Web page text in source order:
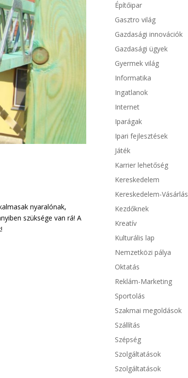
nyaralónak,
szüksége van rá! A
Építőipar
Gasztro világ
Gazdasági innovációk
Gazdasági ügyek
Gyermek világ
Informatika
Ingatlanok
Internet
Iparágak
Ipari fejlesztések
Játék
Karrier lehetőség
Kereskedelem
Kereskedelem-Vásárlás
Kezdőknek
Kreatív
Kulturális lap
Nemzetközi pálya
Oktatás
Reklám-Marketing
Sportolás
Szakmai megoldások
Szállítás
Szépség
Szolgáltatások
Szolgáltatások